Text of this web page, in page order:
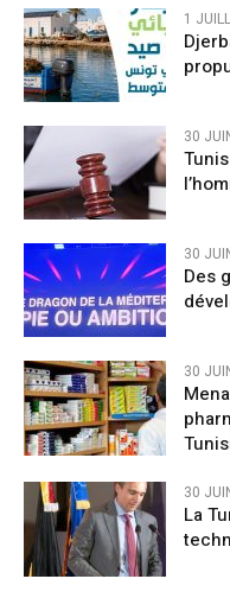
1
30
30
Des
30
30
La